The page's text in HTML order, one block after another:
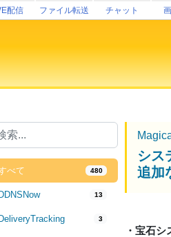
配信 ファイル転送 チャット
べて 480
DDNSNow 13
DeliveryTracking 3
シス
追加
・宝石